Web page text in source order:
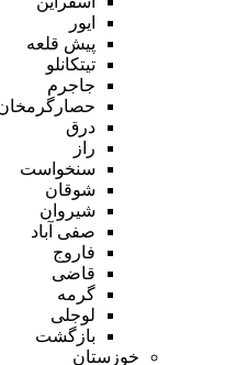
ایور
پیش قلعه
تیتکانلو
جاجرم
حصارگرمخان
درق
راز
سنخواست
شوقان
شیروان
صفی آباد
فاروج
قاضی
گرمه
لوجلی
بازگشت
خوزستان